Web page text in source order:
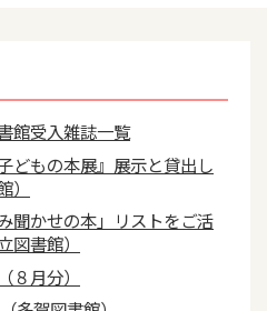
館受入雑誌一覧
どもの本展』展示と貸出し
聞かせの本」リストをご活
図書館）
８月分）